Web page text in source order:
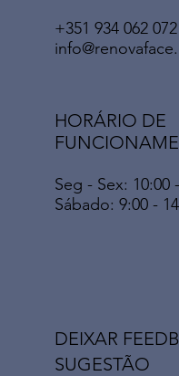
+351 934 062 072
Seg - Sex: 10:00
​​Sábado: 9:00 -
HORÁRIO DE
DEIXAR
SUGESTÃO